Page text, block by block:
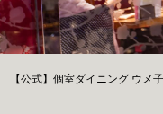
【公式】個室ダイニング ウメ